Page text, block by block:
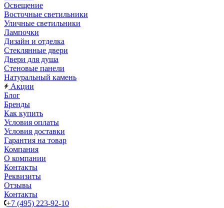
Освещение
Восточные светильники
Уличные светильники
Лампочки
Дизайн и отделка
Стеклянные двери
Двери для душа
Стеновые панели
Натуральный камень
Акции
Блог
Бренды
Как купить
Условия оплаты
Условия доставки
Гарантия на товар
Компания
О компании
Контакты
Реквизиты
Отзывы
Контакты
+7 (495) 223-92-10